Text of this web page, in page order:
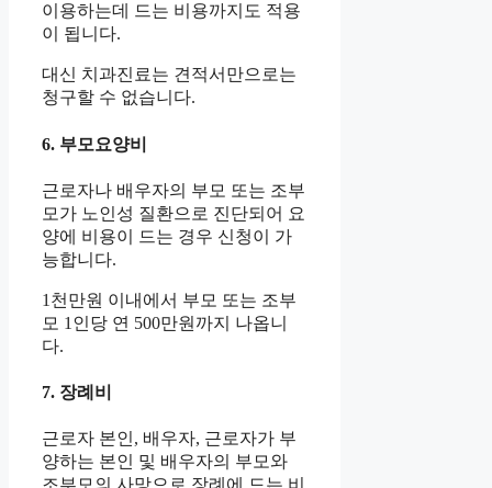
이용하는데 드는 비용까지도 적용
이 됩니다.
대신 치과진료는 견적서만으로는
청구할 수 없습니다.
6. 부모요양비
근로자나 배우자의 부모 또는 조부
모가 노인성 질환으로 진단되어 요
양에 비용이 드는 경우 신청이 가
능합니다.
1천만원 이내에서 부모 또는 조부
모 1인당 연 500만원까지 나옵니
다.
7. 장례비
근로자 본인, 배우자, 근로자가 부
양하는 본인 및 배우자의 부모와